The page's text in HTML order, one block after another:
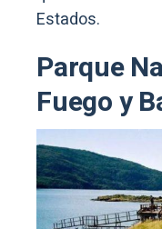
Estados.
Parque
Fuego y